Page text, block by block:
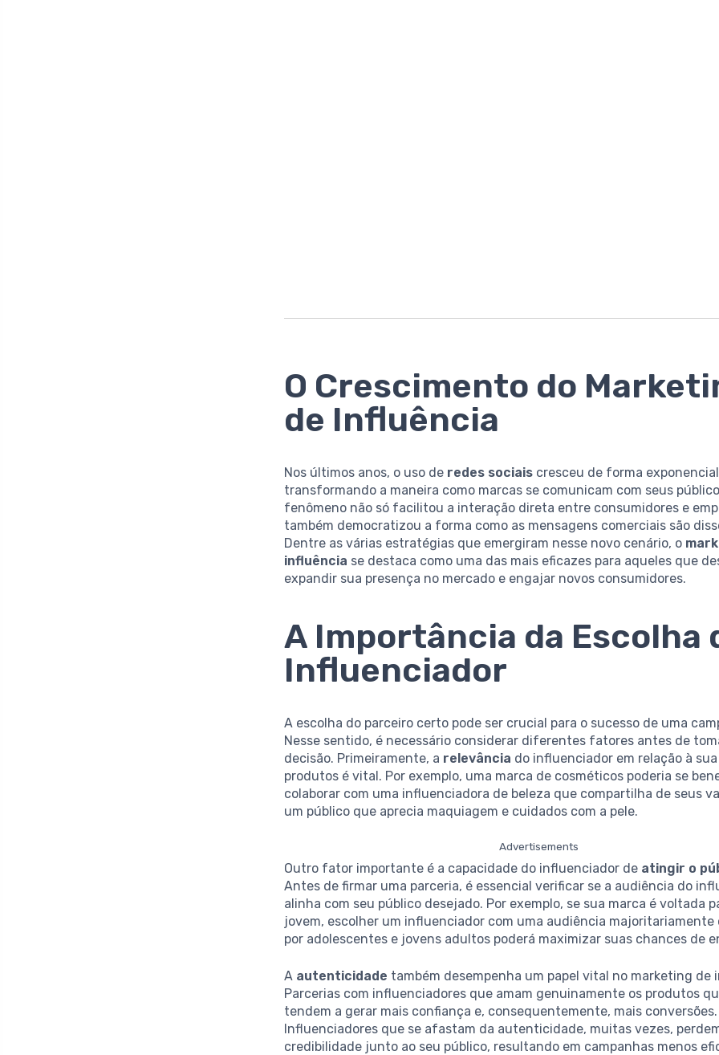
O Crescimento do
de Influência
Nos últimos anos, o uso de redes sociais cresceu de forma
transformando a maneira como marcas se comunicam com seus
fenômeno não só facilitou a interação direta entre consumidores e
também democratizou a forma como as mensagens comerciais são
Dentre as várias estratégias que emergiram nesse novo cenário, o
influência se destaca como uma das mais eficazes para aqueles que
expandir sua presença no mercado e engajar novos consumidores.
A Importância da Escolha
Influenciador
A escolha do parceiro certo pode ser crucial para o sucesso de uma
Nesse sentido, é necessário considerar diferentes fatores antes de
decisão. Primeiramente, a relevância do influenciador em relação à
produtos é vital. Por exemplo, uma marca de cosméticos poderia se
colaborar com uma influenciadora de beleza que compartilha de seus
um público que aprecia maquiagem e cuidados com a pele.
Advertisements
Outro fator importante é a capacidade do influenciador de atingir o
Antes de firmar uma parceria, é essencial verificar se a audiência do
alinha com seu público desejado. Por exemplo, se sua marca é voltada
jovem, escolher um influenciador com uma audiência majoritariamente
por adolescentes e jovens adultos poderá maximizar suas chances de
A autenticidade também desempenha um papel vital no marketing de
Parcerias com influenciadores que amam genuinamente os produtos
tendem a gerar mais confiança e, consequentemente, mais conversões.
Influenciadores que se afastam da autenticidade, muitas vezes,
credibilidade junto ao seu público, resultando em campanhas menos